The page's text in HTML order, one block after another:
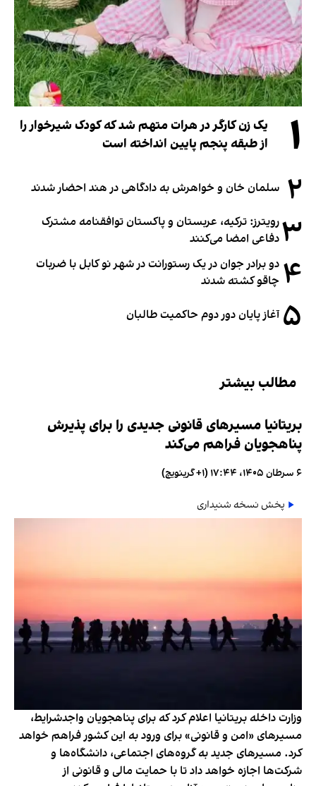
۱
یک زن کارگر در هرات متهم شد که کودک شیرخوار را
از طبقه پنجم پایین انداخته است
۲ سلمان خان و خواهرش به دادگاهی در هند احضار شدند
۳رویترز: ترکیه، عربستان و پاکستان توافقنامه مشترک
دفاعی امضا می‌کنند
۴ دو برادر جوان در یک رستورانت در شهر نو کابل با ضربات
چاقو کشته شدند
۵ آغاز پایان دور دوم حاکمیت طالبان
مطالب بیشتر
بریتانیا مسیرهای قانونی جدیدی را برای پذیرش
پناهجویان فراهم می‌کند
۶ سرطان ۱۴۰۵، ۱۷:۴۴ (‎+۱ گرینویچ)
پخش نسخه شنیداری
وزارت داخله بریتانیا اعلام کرد که برای پناهجویان واجدشرایط،
مسیرهای «امن و قانونی» برای ورود به این کشور فراهم خواهد
کرد. مسیرهای جدید به گروه‌های اجتماعی، دانشگاه‌ها و
شرکت‌ها اجازه خواهد داد تا با حمایت مالی و قانونی از